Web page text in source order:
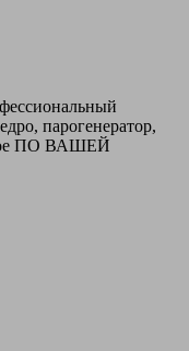
парогенератор,
ПО ВАШЕЙ